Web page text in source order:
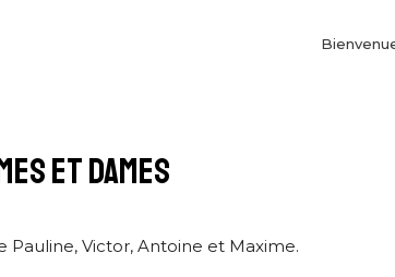
ET DAMES
Victor, Antoine et Maxime.